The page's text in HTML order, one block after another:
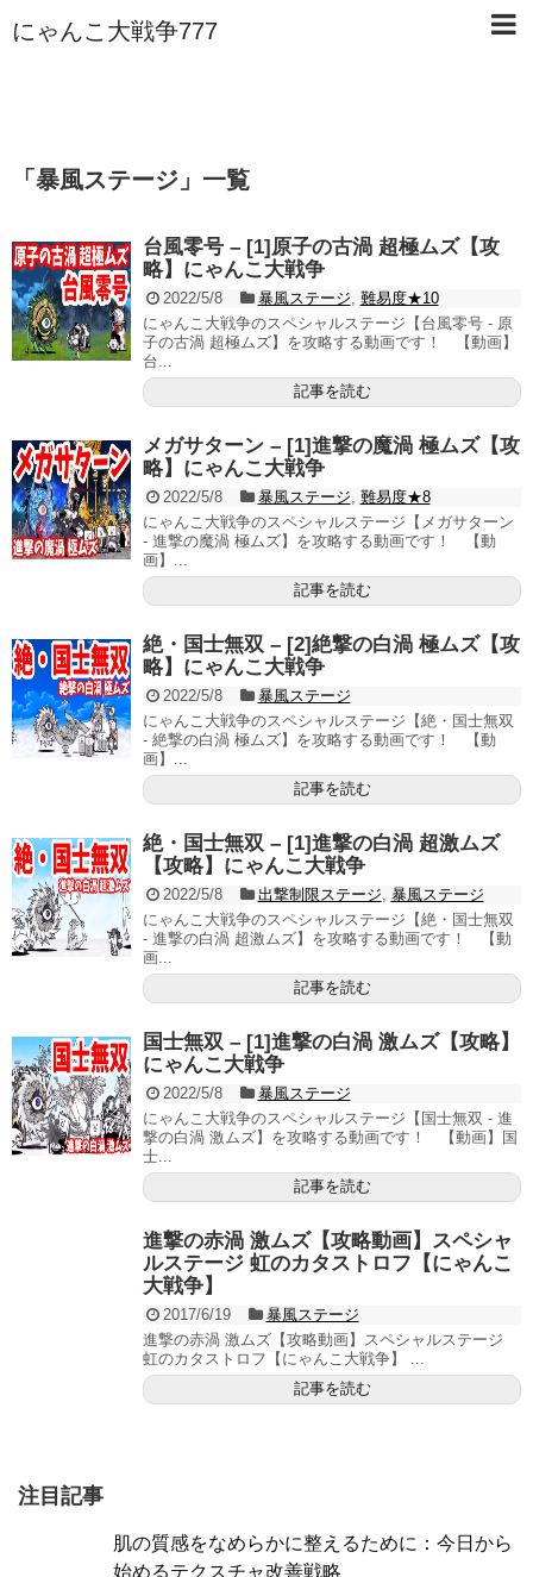
にゃんこ大戦争777
「 暴風ステージ 」 一覧
台風零号 – [1]原子の古渦 超極ムズ【攻
略】にゃんこ大戦争
2022/5/8 暴風ステージ 難易度★10
にゃんこ大戦争のスペシャルステージ【台風零号 - 原
子の古渦 超極ムズ】を攻略する動画です！ 【動画】
台...
記事を読む
メガサターン – [1]進撃の魔渦 極ムズ【攻
略】にゃんこ大戦争
2022/5/8 暴風ステージ 難易度★8
にゃんこ大戦争のスペシャルステージ【メガサターン
- 進撃の魔渦 極ムズ】を攻略する動画です！ 【動
画】...
記事を読む
絶・国士無双 – [2]絶撃の白渦 極ムズ【攻
略】にゃんこ大戦争
2022/5/8
暴風ステージ
にゃんこ大戦争のスペシャルステージ【絶・国士無双
- 絶撃の白渦 極ムズ】を攻略する動画です！ 【動
画】...
記事を読む
絶・国士無双 – [1]進撃の白渦 超激ムズ
【攻略】にゃんこ大戦争
2022/5/8 出撃制限ステージ 暴風ステージ
にゃんこ大戦争のスペシャルステージ【絶・国士無双
- 進撃の白渦 超激ムズ】を攻略する動画です！ 【動
画...
記事を読む
国士無双 – [1]進撃の白渦 激ムズ【攻略】
にゃんこ大戦争
2022/5/8
暴風ステージ
にゃんこ大戦争のスペシャルステージ【国士無双 - 進
撃の白渦 激ムズ】を攻略する動画です！ 【動画】国
士...
記事を読む
進撃の赤渦 激ムズ【攻略動画】スペシャ
ルステージ 虹のカタストロフ【にゃんこ
大戦争】
2017/6/19
暴風ステージ
進撃の赤渦 激ムズ【攻略動画】スペシャルステージ
虹のカタストロフ【にゃんこ大戦争】 ...
記事を読む
注目記事
肌の質感をなめらかに整えるために：今日から
始めるテクスチャ改善戦略